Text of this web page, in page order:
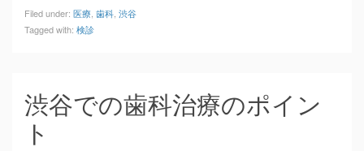
Filed under: 医療, 歯科, 渋谷
Tagged with: 検診
渋谷での歯科治療のポイン
ト